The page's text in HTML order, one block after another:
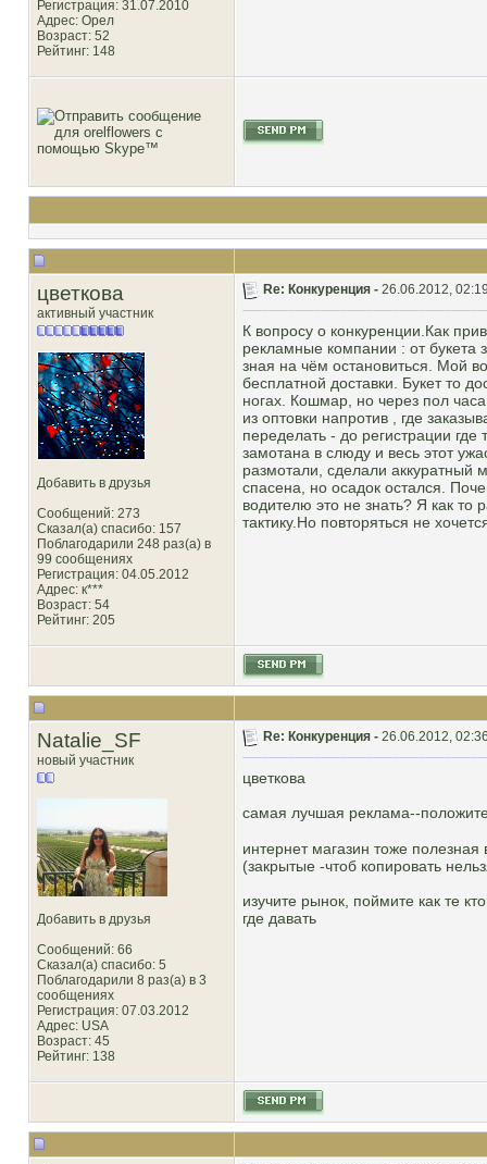
Регистрация: 31.07.2010
Адрес: Орел
Возраст: 52
Рейтинг: 148
цветкова
активный участник
Добавить в друзья
Сообщений: 273
Сказал(а) спасибо: 157
Поблагодарили 248 раз(а) в
99 сообщениях
Регистрация: 04.05.2012
Адрес: к***
Возраст: 54
Рейтинг: 205
Re: Конкуренция - 26.06.2012,
К вопросу о конкуренции.Как
рекламные компании : от букета
зная на чём остановиться. Мой
бесплатной доставки. Букет то
ногах. Кошмар, но через пол
из оптовки напротив , где
переделать - до регистрации
замотана в слюду и весь этот
размотали, сделали аккуратный
спасена, но осадок остался.
водителю это не знать? Я как
тактику.Но повторяться не
Natalie_SF
новый участник
Добавить в друзья
Сообщений: 66
Сказал(а) спасибо: 5
Поблагодарили 8 раз(а) в 3
сообщениях
Регистрация: 07.03.2012
Адрес: USA
Возраст: 45
Рейтинг: 138
Re: Конкуренция - 26.06.2012,
цветкова
самая лучшая реклама--
интернет магазин тоже
(закрытые -чтоб копировать
изучите рынок, поймите как те
где давать